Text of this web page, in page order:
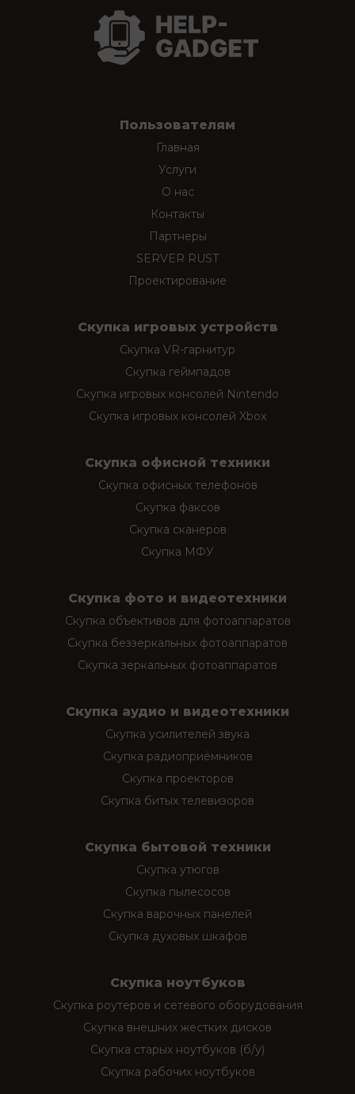
Пользователям
Главная
Услуги
О нас
Контакты
Партнеры
SERVER RUST
Проектирование
Скупка игровых устройств
Скупка VR-гарнитур
Скупка геймпадов
Скупка игровых консолей Nintendo
Скупка игровых консолей Xbox
Скупка офисной техники
Скупка офисных телефонов
Скупка факсов
Скупка сканеров
Скупка МФУ
Скупка фото и видеотехники
Скупка объективов для фотоаппаратов
Скупка беззеркальных фотоаппаратов
Скупка зеркальных фотоаппаратов
Скупка аудио и видеотехники
Скупка усилителей звука
Скупка радиоприёмников
Скупка проекторов
Скупка битых телевизоров
Скупка бытовой техники
Скупка утюгов
Скупка пылесосов
Скупка варочных панелей
Скупка духовых шкафов
Скупка ноутбуков
Скупка роутеров и сетевого оборудования
Скупка внешних жестких дисков
Скупка старых ноутбуков (б/у)
Скупка рабочих ноутбуков